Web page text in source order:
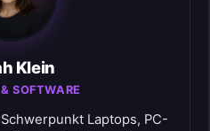
Klein
SOFTWARE
Laptops, PC-